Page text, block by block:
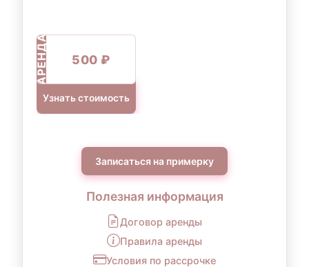
АРЕНДА 500 ₽
Узнать стоимость
Записаться на примерку
Полезная информация
Договор аренды
Правила аренды
Условия по рассрочке
По всем вопросам, связанным с
оформлением рассрочки, вы можете
обратиться к нам:
+7 (903) 718-28-15
Режим работы:
вт–вс: 11:00–20:00
Условия рассрочки могут
варьироваться в зависимости от суммы аренды
и индивидуальных обстоятельств. Точные
условия уточняйте у наших менеджеров.